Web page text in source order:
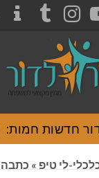
INSTAGRAM
TUMBLR
חדשות חמות:
לי טיפ » כתבה